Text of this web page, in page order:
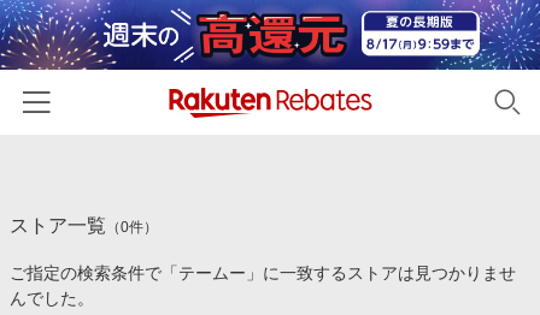
カテゴリー一覧
百貨店・総合ECモール
イベント一覧
ストア一覧 （0件）
ご指定の検索条件で「テームー」に一致するストアは見つかりませ
んでした。